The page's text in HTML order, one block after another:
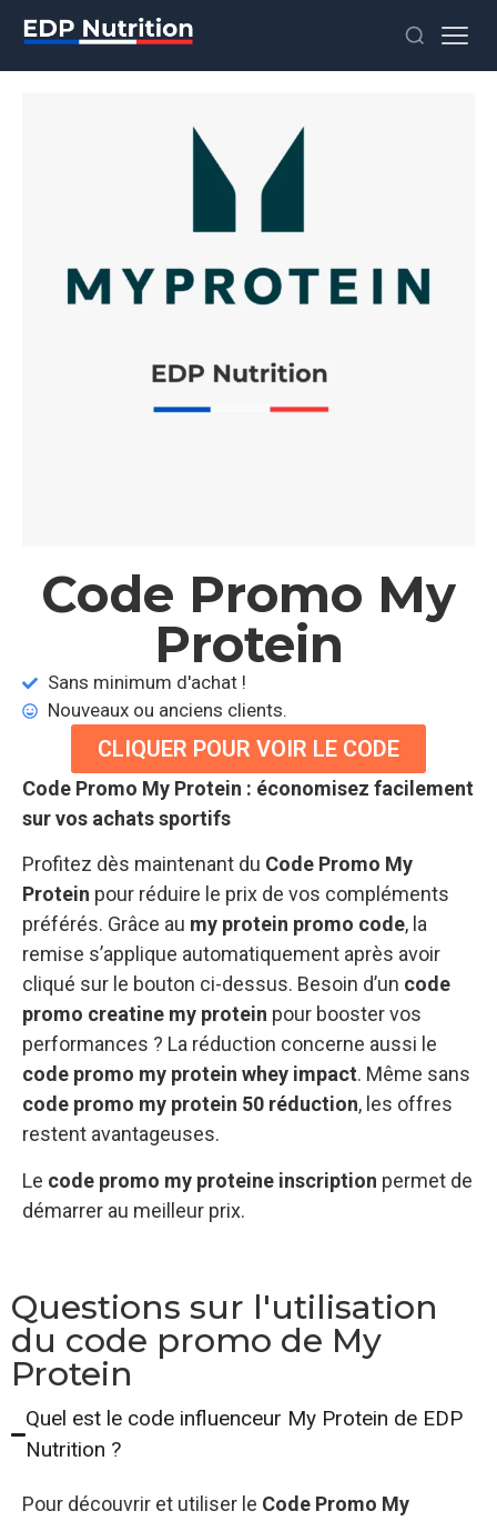
Code Promo My
Protein​
Sans minimum d'achat !
Nouveaux ou anciens clients.
CLIQUER POUR VOIR LE CODE
Code Promo My Protein : économisez facilement
sur vos achats sportifs
Profitez dès maintenant du Code Promo My
Protein pour réduire le prix de vos compléments
préférés. Grâce au my protein promo code, la
remise s’applique automatiquement après avoir
cliqué sur le bouton ci-dessus. Besoin d’un code
promo creatine my protein pour booster vos
performances ? La réduction concerne aussi le
code promo my protein whey impact. Même sans
code promo my protein 50 réduction, les offres
restent avantageuses.
Le code promo my proteine inscription permet de
démarrer au meilleur prix.
Questions sur l'utilisation
du code promo de My
Protein​
Quel est le code influenceur My Protein de EDP
Nutrition ?
Pour découvrir et utiliser le Code Promo My